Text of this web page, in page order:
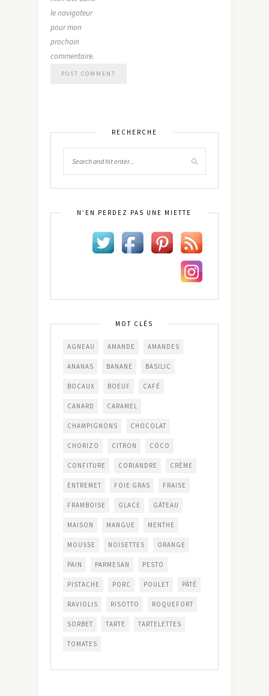
le navigateur
pour mon
prochain
commentaire.
RECHERCHE
N’EN PERDEZ PAS UNE MIETTE
MOT CLÉS
AGNEAU AMANDE AMANDES
ANANAS BANANE BASILIC
BOCAUX BOEUF CAFÉ
CANARD CARAMEL
CHAMPIGNONS CHOCOLAT
CHORIZO CITRON COCO
CONFITURE CORIANDRE CRÈME
ENTREMET FOIE GRAS FRAISE
FRAMBOISE GLACE GÂTEAU
MAISON MANGUE MENTHE
MOUSSE NOISETTES ORANGE
PAIN PARMESAN PESTO
PISTACHE PORC POULET PÂTÉ
RAVIOLIS RISOTTO ROQUEFORT
SORBET TARTE TARTELETTES
TOMATES